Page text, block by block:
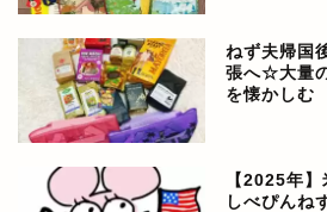
ねず夫帰国
張へ☆大量
を懐かしむ
【2025年
しべぴんね